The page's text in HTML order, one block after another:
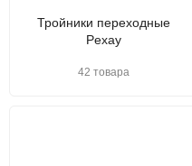
Тройники переходные
Pexay
42 товара